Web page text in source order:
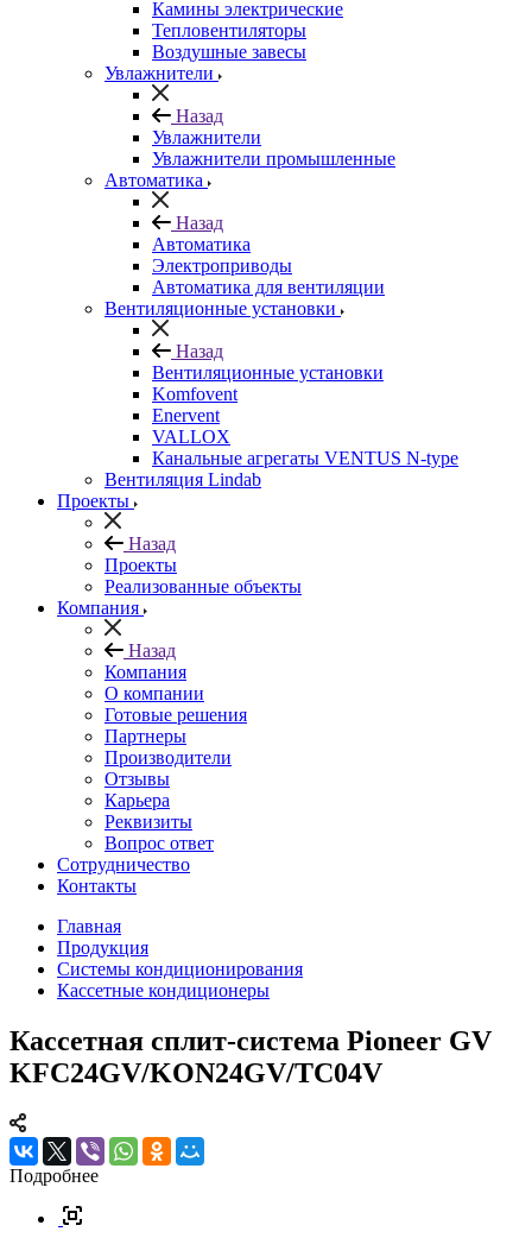
Камины электрические
Тепловентиляторы
Воздушные завесы
Увлажнители
Назад
Увлажнители
Увлажнители промышленные
Автоматика
Назад
Автоматика
Электроприводы
Автоматика для вентиляции
Вентиляционные установки
Назад
Вентиляционные установки
Komfovent
Enervent
VALLOX
Канальные агрегаты VENTUS N-type
Вентиляция Lindab
Проекты
Назад
Проекты
Реализованные объекты
Компания
Назад
Компания
О компании
Готовые решения
Партнеры
Производители
Отзывы
Карьера
Реквизиты
Вопрос ответ
Сотрудничество
Контакты
Главная
Продукция
Системы кондиционирования
Кассетные кондиционеры
Кассетная сплит-система Pioneer GV
KFC24GV/KON24GV/TC04V
Подробнее